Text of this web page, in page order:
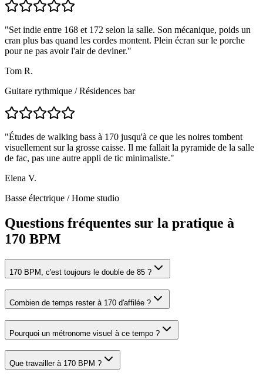
"Set indie entre 168 et 172 selon la salle. Son mécanique, poids un
cran plus bas quand les cordes montent. Plein écran sur le porche
pour ne pas avoir l'air de deviner."
Tom R.
Guitare rythmique /Résidences bar
"Études de walking bass à 170 jusqu'à ce que les noires tombent
visuellement sur la grosse caisse. Il me fallait la pyramide de la salle
de fac, pas une autre appli de tic minimaliste."
Elena V.
Basse électrique /Home studio
Questions fréquentes sur la pratique à
170 BPM
170 BPM, c'est toujours le double de 85 ?
Combien de temps rester à 170 d'affilée ?
Pourquoi un métronome visuel à ce tempo ?
Que travailler à 170 BPM ?